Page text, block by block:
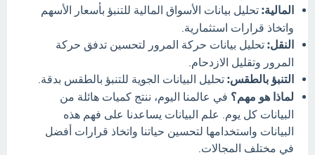
المالية: تحليل بيانات الأسواق المالية للتنبؤ بأسعار الأسهم
واتخاذ قرارات استثمارية.
النقل: تحليل بيانات حركة المرور لتحسين تدفق حركة
المرور وتقليل الازدحام.
التنبؤ بالطقس: تحليل البيانات الجوية للتنبؤ بالطقس بدقة.
لماذا هو مهم؟ في عالمنا اليوم، ننتج كميات هائلة من
البيانات كل يوم. علم البيانات يساعدنا على فهم هذه
البيانات واستخدامها لتحسين حياتنا واتخاذ قرارات أفضل
في مختلف المجالات.